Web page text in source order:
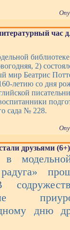
час
2)
мир Беатрис
летию со дня
сада № 228.
друзьями (6+)
модельной
дню